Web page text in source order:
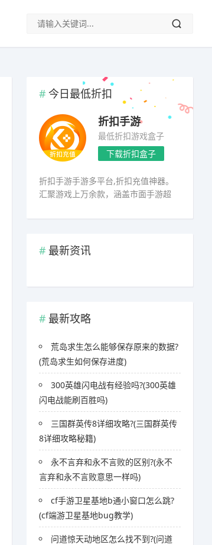
今日最低折扣
折扣手游
最低折扣游戏盒子
下载折扣盒子
折扣手游手游多平台,折扣充值神器。
汇聚游戏上万余款，涵盖市面手游超
最新资讯
最新攻略
荒岛求生怎么能够保存原来的数据?
(荒岛求生如何保存进度)
300英雄闪电战有经验吗?(300英雄
闪电战能刷百胜吗)
三国群英传8详细攻略?(三国群英传
8详细攻略秘籍)
永不言弃和永不言败的区别?(永不
言弃和永不言败意思一样吗)
cf手游卫星基地b通小窗口怎么跳?
(cf端游卫星基地bug教学)
问道惊天动地区怎么找不到?(问道